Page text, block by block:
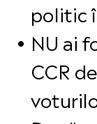
politic
NU ai
CCR